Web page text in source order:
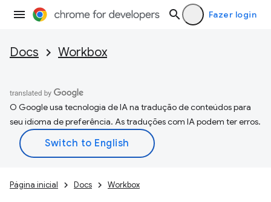
Fazer login
Docs Workbox
O Google usa tecnologia de IA na tradução de conteúdos para
seu idioma de preferência. As traduções com IA podem ter erros.
Página inicial Docs Workbox